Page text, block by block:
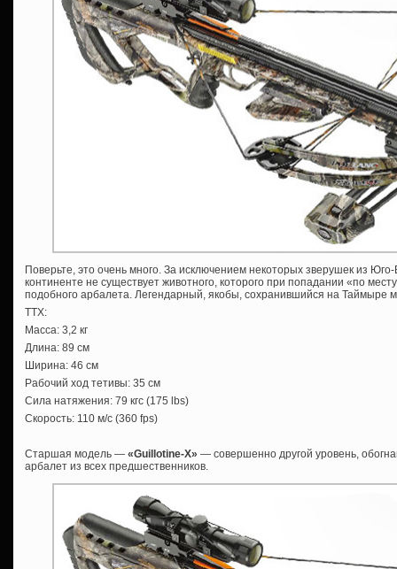
Поверьте, это очень много. За исключением некоторых зверушек из
континенте не существует животного, которого при попадании «по
подобного арбалета. Легендарный, якобы, сохранившийся на Таймыре
ТТХ:
Масса: 3,2 кг
Длина: 89 см
Ширина: 46 см
Рабочий ход тетивы: 35 см
Сила натяжения: 79 кгс (175 lbs)
Скорость: 110 м/с (360 fps)
Старшая модель — «Guillotine-Х» — совершенно другой уровень,
арбалет из всех предшественников.